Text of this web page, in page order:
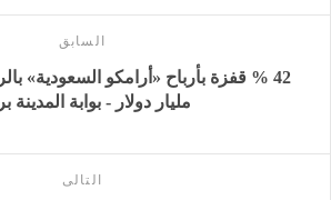
السابق
مليار دولار - بوابة
التالى